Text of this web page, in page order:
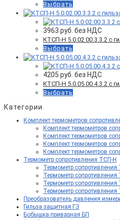
Выбрать
3963 руб. без НДС
КТСП-Н 5.0.02.00.3.3.2 с
Выбрать
4205 руб. без НДС
КТСП-Н 5.0.05.00.4.3.2 c
Выбрать
Категории
Комплект термометров
Комплект термометров
Комплект термометров
Комплект термометров
Комплект термометров
Термометр сопротивления ТСП-Н
Термометр
Термометр
Термометр
Термометр
Преобразователь давления
Гильза защитная ГЗ
Бобышка приварная БП